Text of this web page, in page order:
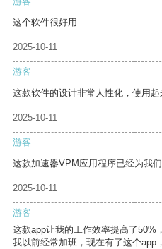
这个软件很好用
2025-10-11
游客
这款软件的设计非常人性化，使用起
2025-10-11
游客
这款加速器VPM应用程序已经为我
2025-10-11
游客
这款app让我的工作效率提高了50%
我以前经常加班，现在有了这个app